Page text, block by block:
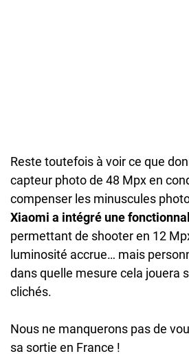
Reste toutefois à voir ce que
capteur photo de 48 Mpx en
compenser les minuscules
Xiaomi a intégré une
permettant de shooter en 12
luminosité accrue… mais
dans quelle mesure cela jouera
clichés.
Nous ne manquerons pas de
sa sortie en France !